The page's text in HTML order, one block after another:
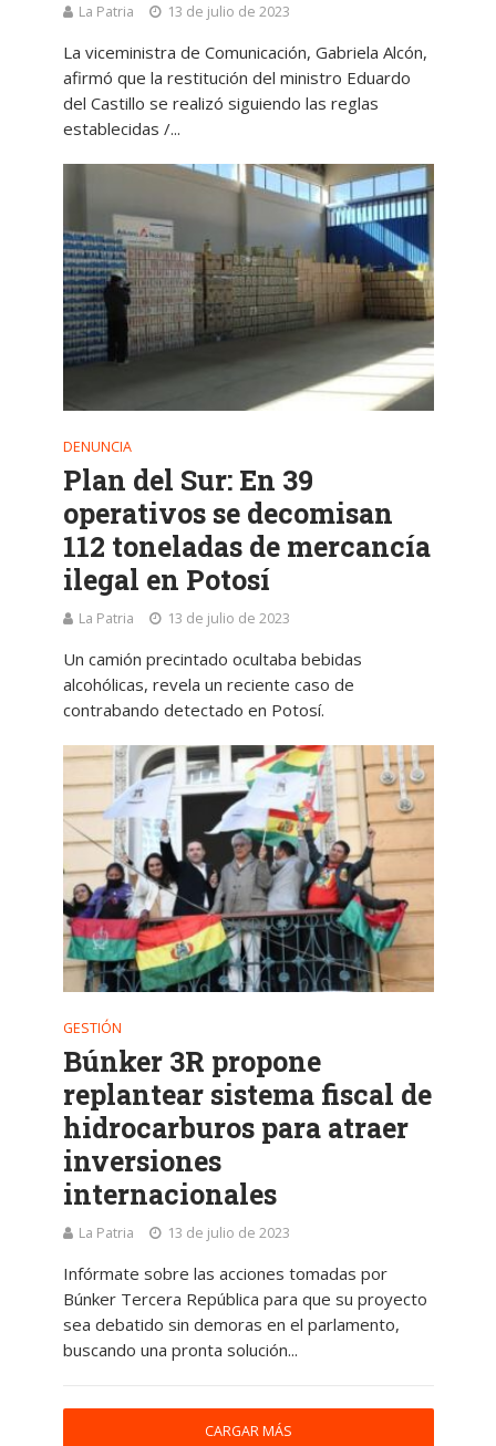
La Patria 13 de julio de 2023
La viceministra de Comunicación, Gabriela Alcón,
afirmó que la restitución del ministro Eduardo
del Castillo se realizó siguiendo las reglas
establecidas /...
DENUNCIA
Plan del Sur: En 39
operativos se decomisan
112 toneladas de mercancía
ilegal en Potosí
La Patria 13 de julio de 2023
Un camión precintado ocultaba bebidas
alcohólicas, revela un reciente caso de
contrabando detectado en Potosí.
GESTIÓN
Búnker 3R propone
replantear sistema fiscal de
hidrocarburos para atraer
inversiones
internacionales
La Patria 13 de julio de 2023
Infórmate sobre las acciones tomadas por
Búnker Tercera República para que su proyecto
sea debatido sin demoras en el parlamento,
buscando una pronta solución...
CARGAR MÁS